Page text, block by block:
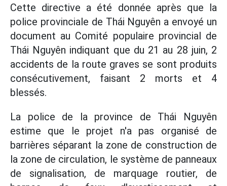
Cette directive a été donnée après que la
police provinciale de Thái Nguyên a envoyé un
document au Comité populaire provincial de
Thái Nguyên indiquant que du 21 au 28 juin, 2
accidents de la route graves se sont produits
consécutivement, faisant 2 morts et 4
blessés.
La police de la province de Thái Nguyên
estime que le projet n'a pas organisé de
barrières séparant la zone de construction de
la zone de circulation, le système de panneaux
de signalisation, de marquage routier, de